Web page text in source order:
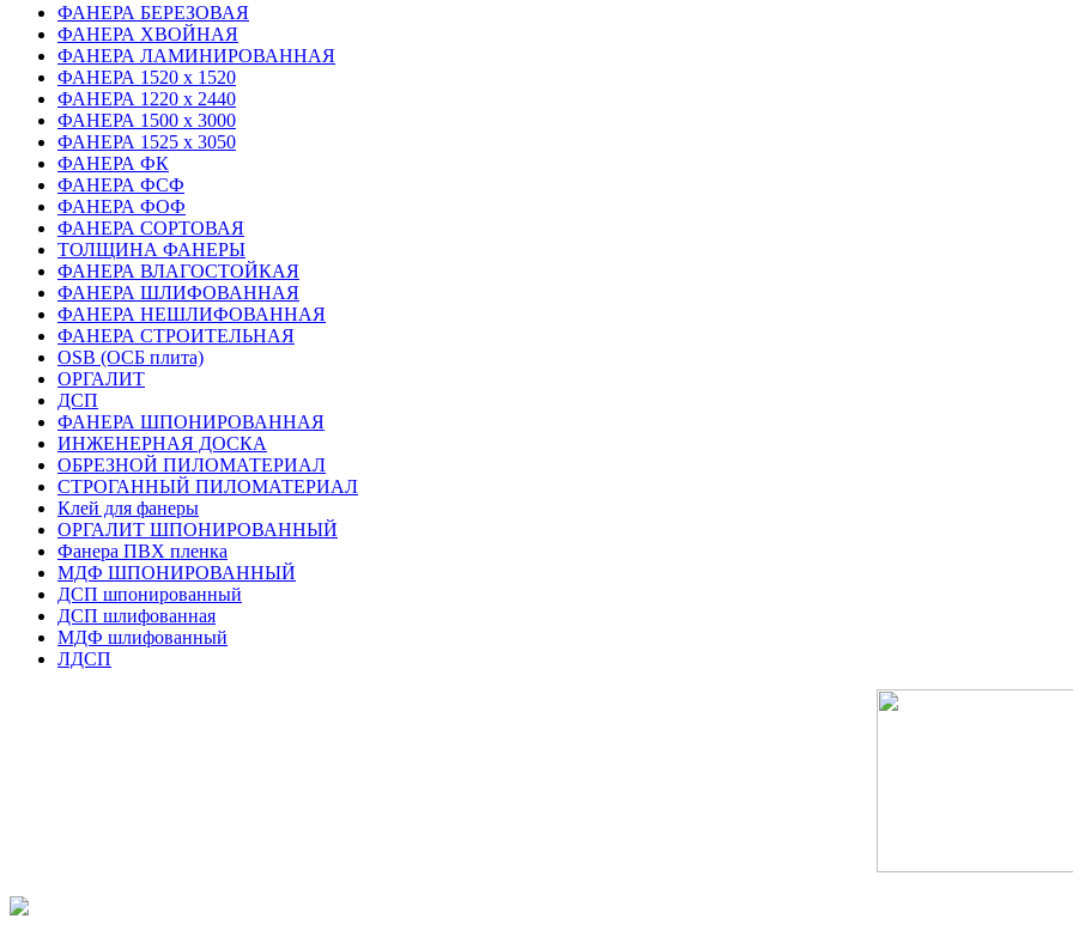
ФАНЕРА БЕРЕЗОВАЯ
ФАНЕРА ХВОЙНАЯ
ФАНЕРА ЛАМИНИРОВАННАЯ
ФАНЕРА 1520 х 1520
ФАНЕРА 1220 х 2440
ФАНЕРА 1500 х 3000
ФАНЕРА 1525 х 3050
ФАНЕРА ФК
ФАНЕРА ФСФ
ФАНЕРА ФОФ
ФАНЕРА СОРТОВАЯ
ТОЛЩИНА ФАНЕРЫ
ФАНЕРА ВЛАГОСТОЙКАЯ
ФАНЕРА ШЛИФОВАННАЯ
ФАНЕРА НЕШЛИФОВАННАЯ
ФАНЕРА СТРОИТЕЛЬНАЯ
OSB (ОСБ плита)
ОРГАЛИТ
ДСП
ФАНЕРА ШПОНИРОВАННАЯ
ИНЖЕНЕРНАЯ ДОСКА
ОБРЕЗНОЙ ПИЛОМАТЕРИАЛ
СТРОГАННЫЙ ПИЛОМАТЕРИАЛ
Клей для фанеры
ОРГАЛИТ ШПОНИРОВАННЫЙ
Фанера ПВХ пленка
МДФ ШПОНИРОВАННЫЙ
ДСП шпонированный
ДСП шлифованная
МДФ шлифованный
ЛДСП